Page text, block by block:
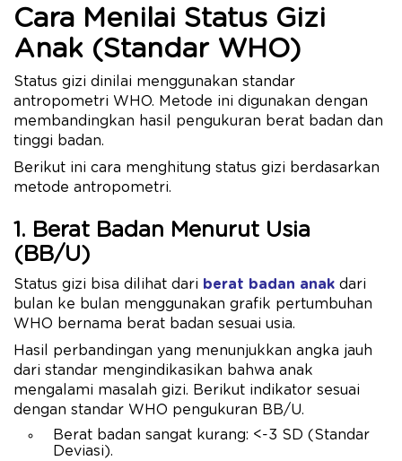
Cara Menilai Status Gizi
Anak (Standar WHO)
Status gizi dinilai menggunakan standar
antropometri WHO. Metode ini digunakan dengan
membandingkan hasil pengukuran berat badan dan
tinggi badan.
Berikut ini cara menghitung status gizi berdasarkan
metode antropometri.
1. Berat Badan Menurut Usia
(BB/U)
Status gizi bisa dilihat dari berat badan anak dari
bulan ke bulan menggunakan grafik pertumbuhan
WHO bernama berat badan sesuai usia.
Hasil perbandingan yang menunjukkan angka jauh
dari standar mengindikasikan bahwa anak
mengalami masalah gizi. Berikut indikator sesuai
dengan standar WHO pengukuran BB/U.
Berat badan sangat kurang: <-3 SD (Standar
Deviasi).